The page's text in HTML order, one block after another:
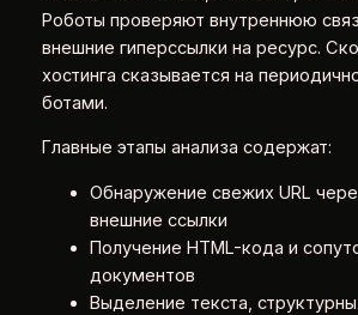
Роботы проверяют внутреннюю
внешние гиперссылки на ресурс.
хостинга сказывается на
ботами.
Главные этапы анализа содержат:
Обнаружение свежих URL
внешние ссылки
Получение HTML-кода и
документов
Выделение текста,